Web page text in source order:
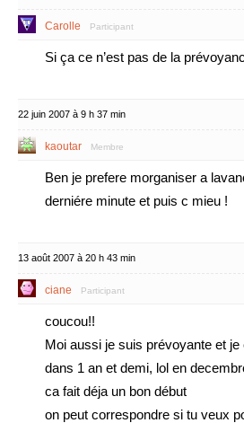
Carolle Participant
Si ça ce n’est pas de la
22 juin 2007 à 9 h 37 min
kaoutar Membre
Ben je prefere morganiser a
derniére minute et puis c mieu !
13 août 2007 à 20 h 43 min
ciane Participant
coucou!!
Moi aussi je suis prévoyante et
dans 1 an et demi, lol en
ca fait déja un bon début
on peut correspondre si tu veux